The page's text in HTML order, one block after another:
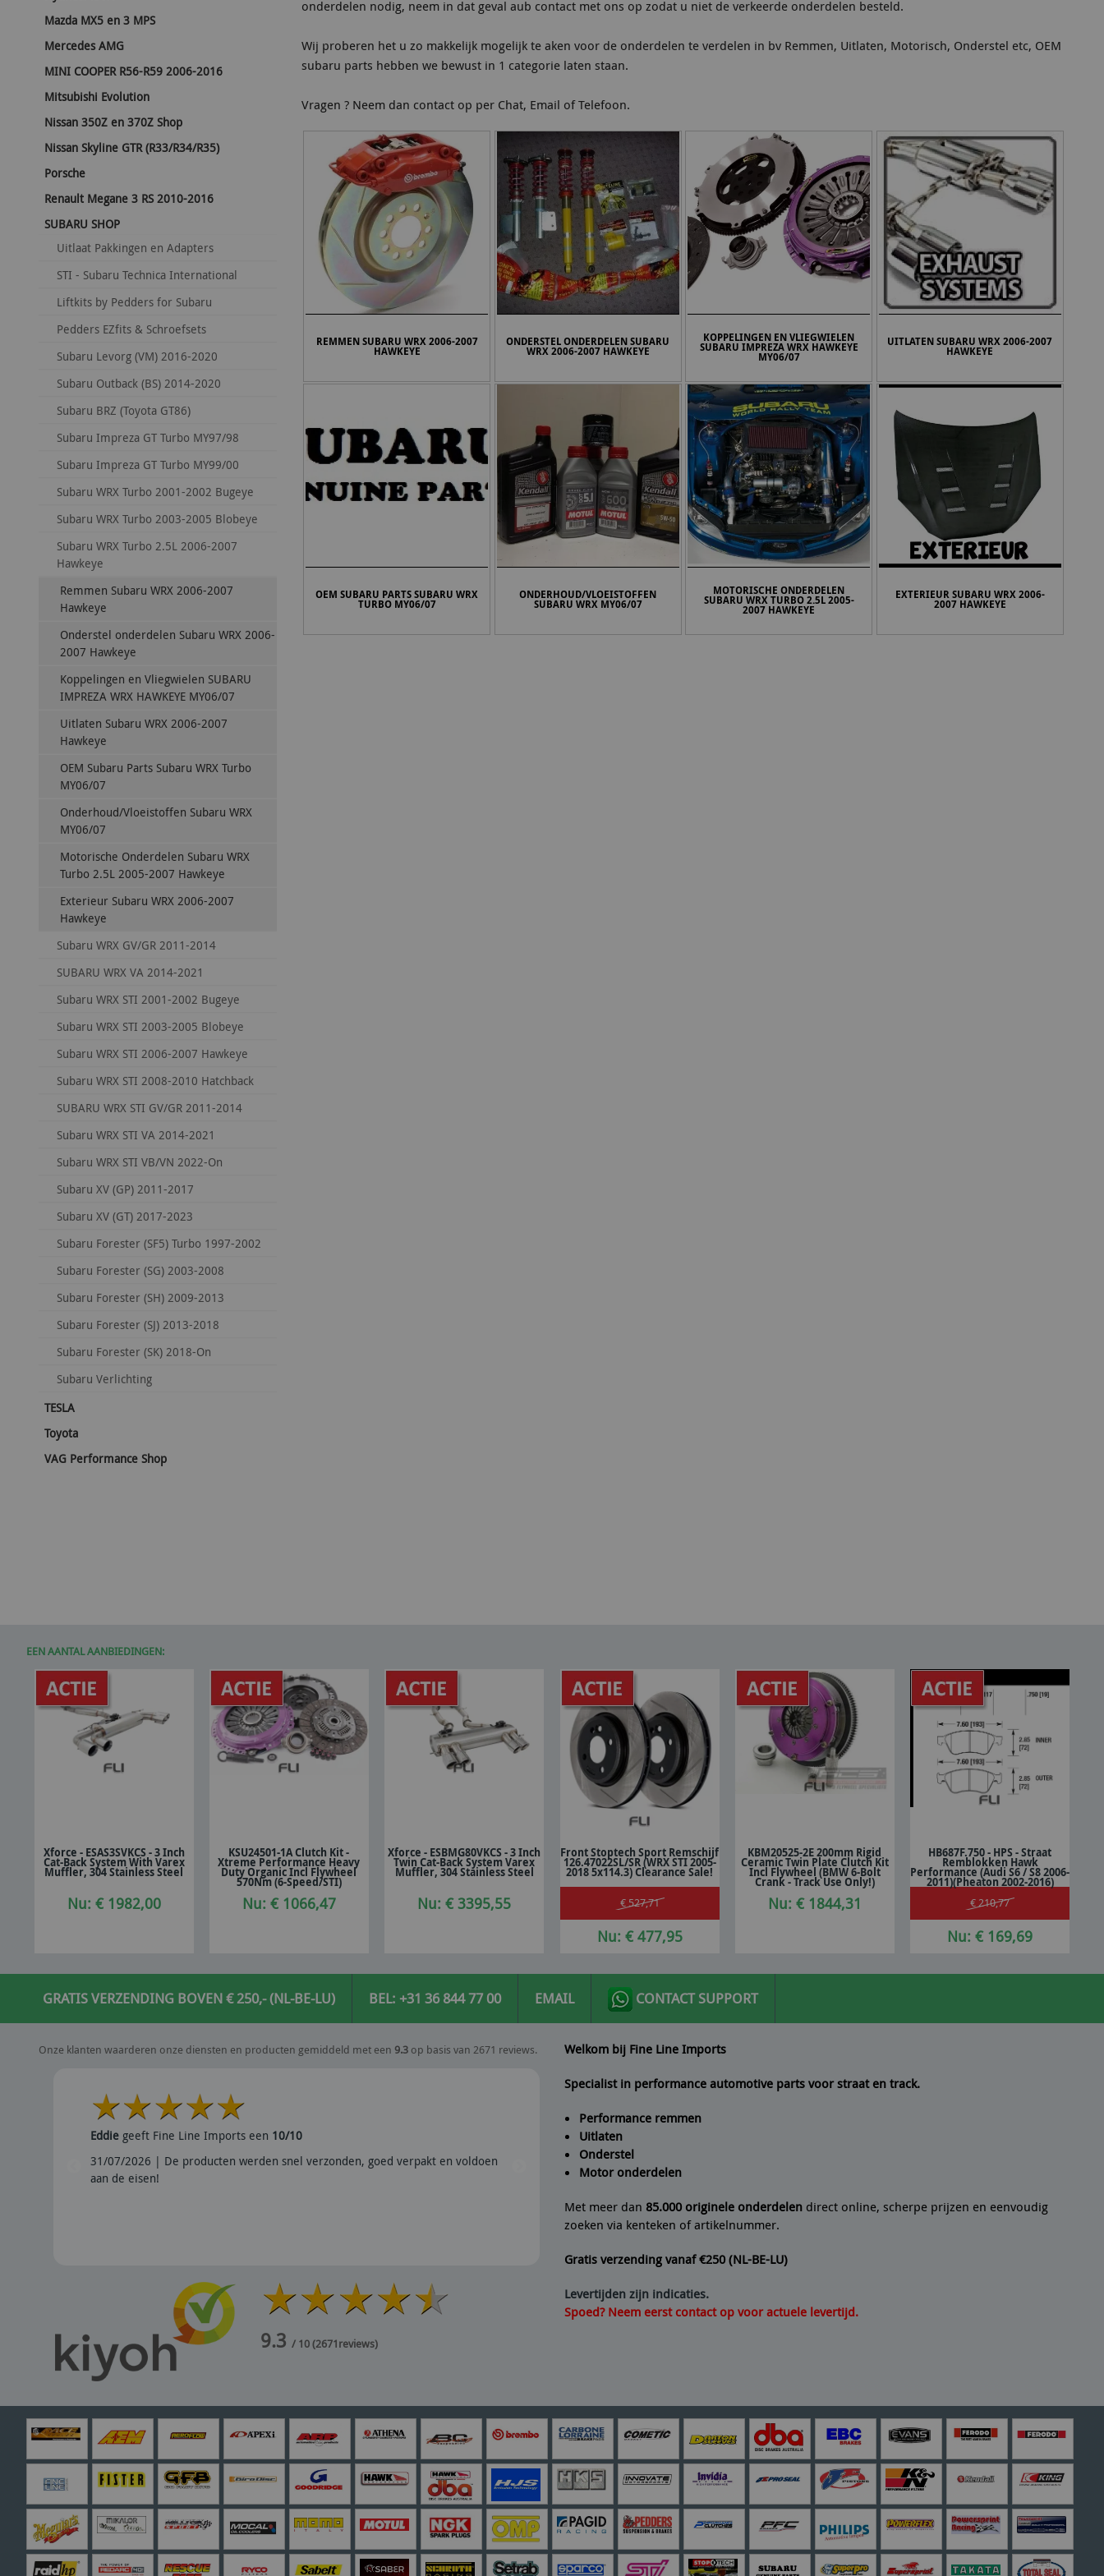
Mazda MX5 en 3 MPS
Mercedes AMG
MINI COOPER R56-R59 2006-2016
Mitsubishi Evolution
Nissan 350Z en 370Z Shop
Nissan Skyline GTR (R33/R34/R35)
Porsche
Renault Megane 3 RS 2010-2016
SUBARU SHOP
Uitlaat Pakkingen en Adapters
STI - Subaru Technica International
Liftkits by Pedders for Subaru
Pedders EZfits & Schroefsets
Subaru Levorg (VM) 2016-2020
Subaru Outback (BS) 2014-2020
Subaru BRZ (Toyota GT86)
Subaru Impreza GT Turbo MY97/98
Subaru Impreza GT Turbo MY99/00
Subaru WRX Turbo 2001-2002 Bugeye
Subaru WRX Turbo 2003-2005 Blobeye
Subaru WRX Turbo 2.5L 2006-2007
Hawkeye
Remmen Subaru WRX 2006-2007
Hawkeye
Onderstel onderdelen Subaru WRX 2006-
2007 Hawkeye
Koppelingen en Vliegwielen SUBARU
IMPREZA WRX HAWKEYE MY06/07
Uitlaten Subaru WRX 2006-2007
Hawkeye
OEM Subaru Parts Subaru WRX Turbo
MY06/07
Onderhoud/Vloeistoffen Subaru WRX
MY06/07
Motorische Onderdelen Subaru WRX
Turbo 2.5L 2005-2007 Hawkeye
Exterieur Subaru WRX 2006-2007
Hawkeye
Subaru WRX GV/GR 2011-2014
SUBARU WRX VA 2014-2021
Subaru WRX STI 2001-2002 Bugeye
Subaru WRX STI 2003-2005 Blobeye
Subaru WRX STI 2006-2007 Hawkeye
Subaru WRX STI 2008-2010 Hatchback
SUBARU WRX STI GV/GR 2011-2014
Subaru WRX STI VA 2014-2021
Subaru WRX STI VB/VN 2022-On
Subaru XV (GP) 2011-2017
Subaru XV (GT) 2017-2023
Subaru Forester (SF5) Turbo 1997-2002
Subaru Forester (SG) 2003-2008
Subaru Forester (SH) 2009-2013
Subaru Forester (SJ) 2013-2018
Subaru Forester (SK) 2018-On
Subaru Verlichting
TESLA
Toyota
VAG Performance Shop
onderdelen nodig, neem in dat geval aub contact met ons op zodat u niet de verkeerde onderdelen besteld.
Wij proberen het u zo makkelijk mogelijk te aken voor de onderdelen te verdelen in bv Remmen, Uitlaten, Motorisch, Onderstel etc, OEM
subaru parts hebben we bewust in 1 categorie laten staan.
Vragen ? Neem dan contact op per Chat, Email of Telefoon.
REMMEN SUBARU WRX 2006-2007
HAWKEYE
ONDERSTEL ONDERDELEN SUBARU
WRX 2006-2007 HAWKEYE
KOPPELINGEN EN VLIEGWIELEN
SUBARU IMPREZA WRX HAWKEYE
MY06/07
UITLATEN SUBARU WRX 2006-2007
HAWKEYE
OEM SUBARU PARTS SUBARU WRX
TURBO MY06/07
ONDERHOUD/VLOEISTOFFEN
SUBARU WRX MY06/07
MOTORISCHE ONDERDELEN
SUBARU WRX TURBO 2.5L 2005-
2007 HAWKEYE
EXTERIEUR SUBARU WRX 2006-
2007 HAWKEYE
EEN AANTAL AANBIEDINGEN:
In winkelwagen
Xforce - ESAS3SVKCS - 3 Inch
Cat-Back System With Varex
Muffler, 304 Stainless Steel
Nu: € 1982,00
In winkelwagen
KSU24501-1A Clutch Kit -
Xtreme Performance Heavy
Duty Organic Incl Flywheel
570Nm (6-Speed/STI)
Nu: € 1066,47
In winkelwagen
Xforce - ESBMG80VKCS - 3 Inch
Twin Cat-Back System Varex
Muffler, 304 Stainless Steel
Nu: € 3395,55
In winkelwagen
Front Stoptech Sport Remschijf
126.47022SL/SR (WRX STI 2005-
2018 5x114.3) Clearance Sale!
€ 527,71
Nu: € 477,95
In winkelwagen
KBM20525-2E 200mm Rigid
Ceramic Twin Plate Clutch Kit
Incl Flywheel (BMW 6-Bolt
Crank - Track Use Only!)
Nu: € 1844,31
In winkelwagen
HB687F.750 - HPS - Straat
Remblokken Hawk
Performance (Audi S6 / S8 2006-
2011)(Pheaton 2002-2016)
€ 210,77
Nu: € 169,69
GRATIS VERZENDING BOVEN € 250,- (NL-BE-LU) BEL: +31 36 844 77 00 EMAIL CONTACT SUPPORT
Onze klanten waarderen onze diensten en producten gemiddeld met een 9.3 op basis van 2671 reviews.
Eddiegeeft Fine Line Imports een 10/10
31/07/2026 | De producten werden snel verzonden, goed verpakt en voldoen
aan de eisen!
Petergeeft Fine Line Imports een
28/07/2026 | Snel verzonden en artikel helemaal volgens de beschrijving. Een
aanrader dus.
9.3/ 10(2671reviews)
Welkom bij Fine Line Imports
Specialist in performance automotive parts voor straat en track.
Performance remmen
Uitlaten
Onderstel
Motor onderdelen
Met meer dan 85.000 originele onderdelen direct online, scherpe prijzen en eenvoudig
zoeken via kenteken of artikelnummer.
Gratis verzending vanaf €250 (NL-BE-LU)
Levertijden zijn indicaties.
Spoed? Neem eerst contact op voor actuele levertijd.